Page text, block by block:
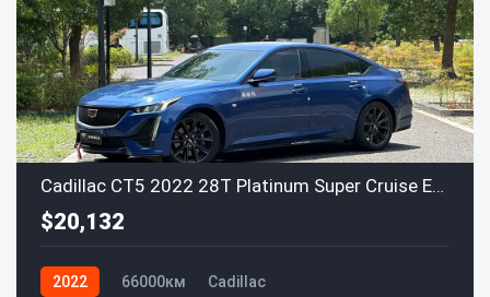
Cadillac CT5 2022 28T Platinum Super Cruise Edition
$20,132
2022 66000км Cadillac